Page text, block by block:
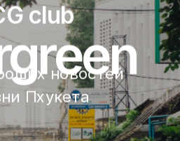
club
новостей
Пхукета